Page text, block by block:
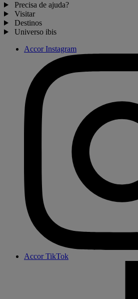
Precisa de ajuda?
Visitar
Destinos
Universo ibis
Accor Instagram
Accor TikTok